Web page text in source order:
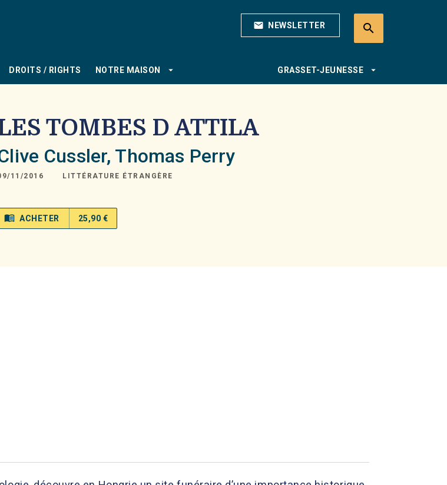
mail NEWSLETTER search
DROITS / RIGHTS NOTRE MAISON arrow_drop_down GRASSET-JEUNESSE arrow_drop_down
TOMBES D ATTILA
Cussler, Thomas Perry
11/2016 LITTÉRATURE ÉTRANGÈRE
menu_book ACHETER 25,90 €